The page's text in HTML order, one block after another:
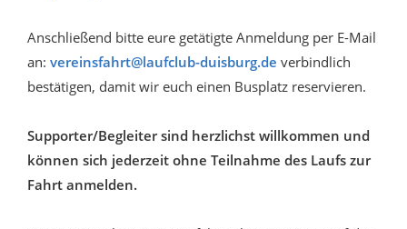
Anschließend bitte eure getätigte Anmeldung per E-Mail
an: vereinsfahrt@laufclub-duisburg.de verbindlich
bestätigen, damit wir euch einen Busplatz reservieren.
Supporter/Begleiter sind herzlichst willkommen und
können sich jederzeit ohne Teilnahme des Laufs zur
Fahrt anmelden.